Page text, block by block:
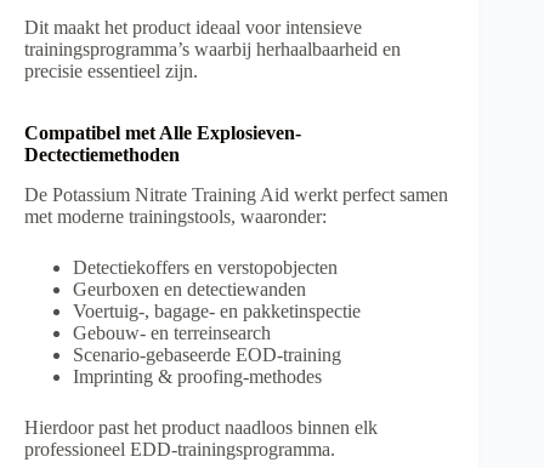
Dit maakt het product ideaal voor intensieve
trainingsprogramma’s waarbij herhaalbaarheid en
precisie essentieel zijn.
Compatibel met Alle Explosieven-
Dectectiemethoden
De Potassium Nitrate Training Aid werkt perfect samen
met moderne trainingstools, waaronder:
Detectiekoffers en verstopobjecten
Geurboxen en detectiewanden
Voertuig-, bagage- en pakketinspectie
Gebouw- en terreinsearch
Scenario-gebaseerde EOD-training
Imprinting & proofing-methodes
Hierdoor past het product naadloos binnen elk
professioneel EDD-trainingsprogramma.